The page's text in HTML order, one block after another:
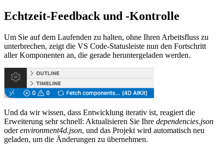
Echtzeit-Feedback und -Kontrolle
Um Sie auf dem Laufenden zu halten, ohne Ihren Arbeitsfluss zu
unterbrechen, zeigt die VS Code-Statusleiste nun den Fortschritt
aller Komponenten an, die gerade heruntergeladen werden.
Und da wir wissen, dass Entwicklung iterativ ist, reagiert die
Erweiterung sehr schnell: Aktualisieren Sie Ihre dependencies.json
oderenvironment4d.json, und das Projekt wird automatisch neu
geladen, um die Änderungen zu übernehmen.